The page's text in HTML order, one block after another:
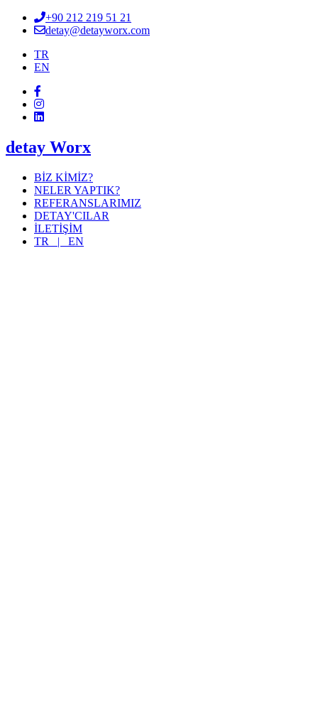
+90 212 219 51 21
detay@detayworx.com
TR
EN
detay Worx
BİZ KİMİZ?
NELER YAPTIK?
REFERANSLARIMIZ
DETAY'CILAR
İLETİŞİM
TR | EN